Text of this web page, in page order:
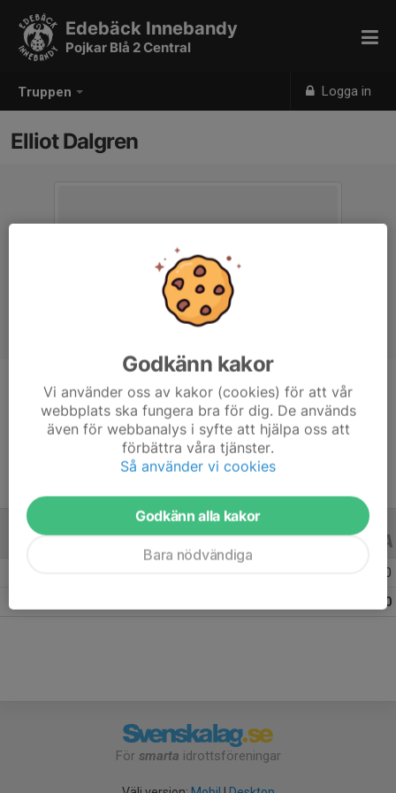
Truppen Logga in
Edebäck Innebandy
Pojkar Blå 2 Central
Elliot Dalgren
Position
-
12 år
0
0
För smarta idrottsföreningar
Godkänn kakor
Vi använder oss av kakor (cookies) för att vår
webbplats ska fungera bra för dig. De används
även för webbanalys i syfte att hjälpa oss att
förbättra våra tjänster.
Så använder vi cookies
Godkänn alla kakor
Bara nödvändiga